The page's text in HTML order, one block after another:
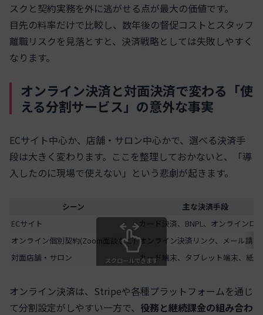
スクと契約実務を外に逃がせる点が最大の価値です。
目先の料率だけで比較し、数年後の督促コストとスタッフ
離職リスクを見落とすと、決済戦略としては失敗しやすく
なります。
オンライン決済と対面決済で変わる「使
える分割サービス」の意外な事実
ECサイト中心か、店舗・サロン中心かで、選べる決済手
段は大きく変わります。ここを整理しておかないと、「導
入したのに現場で使えない」という悲劇が起きます。
シーン
主な決済手段
ECサイト
カード決済、BNPL、オンラインロ
オンライン個別契約(Zoom面談など) オンライン決済リンク、メール請求
対面店舗・サロン
カード端末、タブレット端末、紙
スクロールできます
オンライン決済は、Stripeや各種プラットフォームを通じ
て分割設定がしやすい一方で、 役務と継続課金の組み合わ